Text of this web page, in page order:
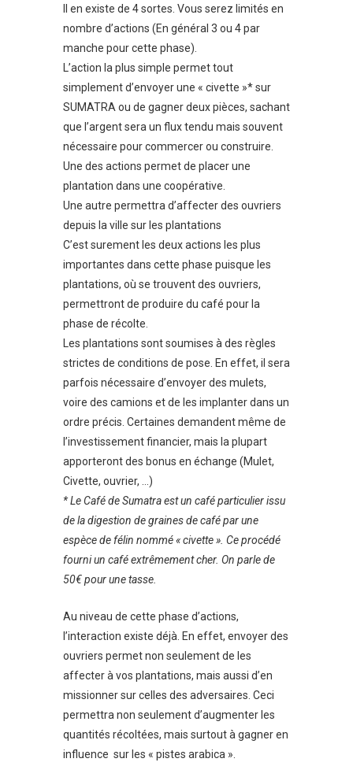
Il en existe de 4 sortes. Vous serez limités en
nombre d’actions (En général 3 ou 4 par
manche pour cette phase).
L’action la plus simple permet tout
simplement d’envoyer une « civette »* sur
SUMATRA ou de gagner deux pièces, sachant
que l’argent sera un flux tendu mais souvent
nécessaire pour commercer ou construire.
Une des actions permet de placer une
plantation dans une coopérative.
Une autre permettra d’affecter des ouvriers
depuis la ville sur les plantations
C’est surement les deux actions les plus
importantes dans cette phase puisque les
plantations, où se trouvent des ouvriers,
permettront de produire du café pour la
phase de récolte.
Les plantations sont soumises à des règles
strictes de conditions de pose. En effet, il sera
parfois nécessaire d’envoyer des mulets,
voire des camions et de les implanter dans un
ordre précis. Certaines demandent même de
l’investissement financier, mais la plupart
apporteront des bonus en échange (Mulet,
Civette, ouvrier, …)
* Le Café de Sumatra est un café particulier issu
de la digestion de graines de café par une
espèce de félin nommé « civette ». Ce procédé
fourni un café extrêmement cher. On parle de
50€ pour une tasse.
Au niveau de cette phase d’actions,
l’interaction existe déjà. En effet, envoyer des
ouvriers permet non seulement de les
affecter à vos plantations, mais aussi d’en
missionner sur celles des adversaires. Ceci
permettra non seulement d’augmenter les
quantités récoltées, mais surtout à gagner en
influence sur les « pistes arabica ».